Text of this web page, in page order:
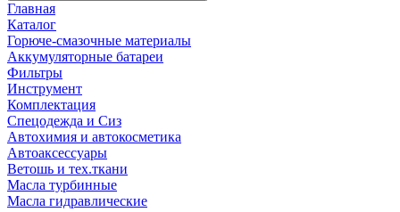
Главная
Каталог
Горюче-смазочные материалы
Аккумуляторные батареи
Фильтры
Инструмент
Комплектация
Спецодежда и Сиз
Автохимия и автокосметика
Автоаксессуары
Ветошь и тех.ткани
Масла турбинные
Масла гидравлические